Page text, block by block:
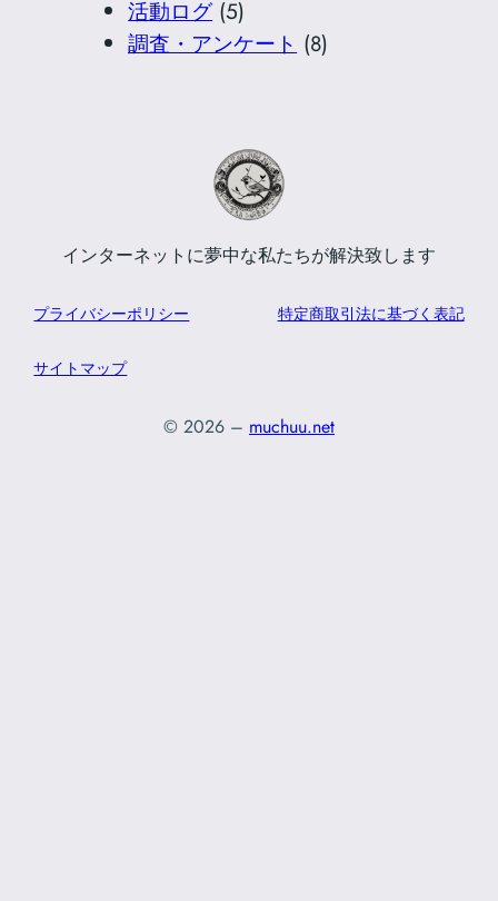
活動ログ (5)
調査・アンケート (8)
インターネットに夢中な私たちが解決致します
プライバシーポリシー 特定商取引法に基づく表記
サイトマップ
© 2026 – muchuu.net